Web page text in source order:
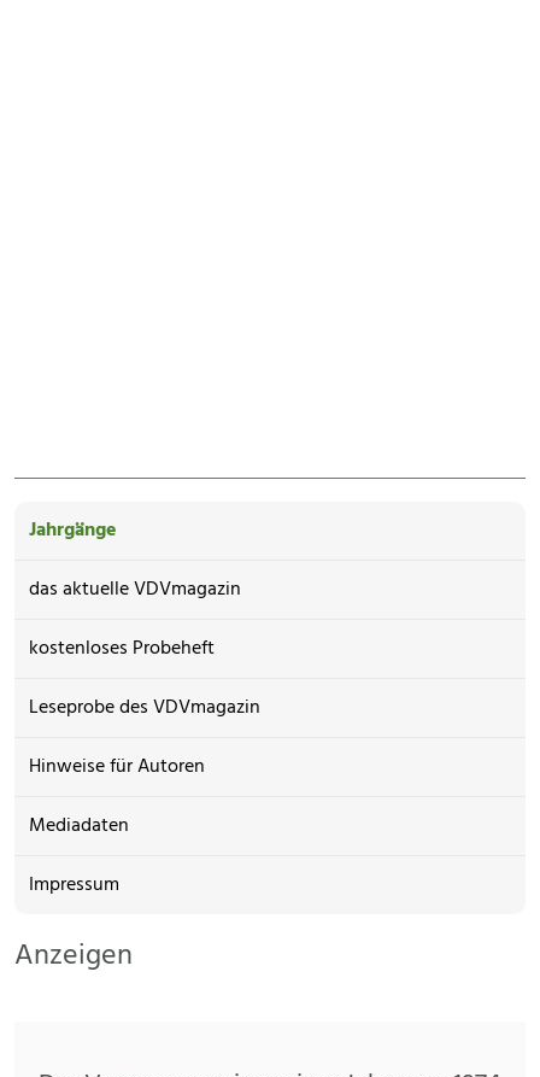
Jahrgänge
das aktuelle VDVmagazin
kostenloses Probeheft
Leseprobe des VDVmagazin
Hinweise für Autoren
Mediadaten
Impressum
Anzeigen